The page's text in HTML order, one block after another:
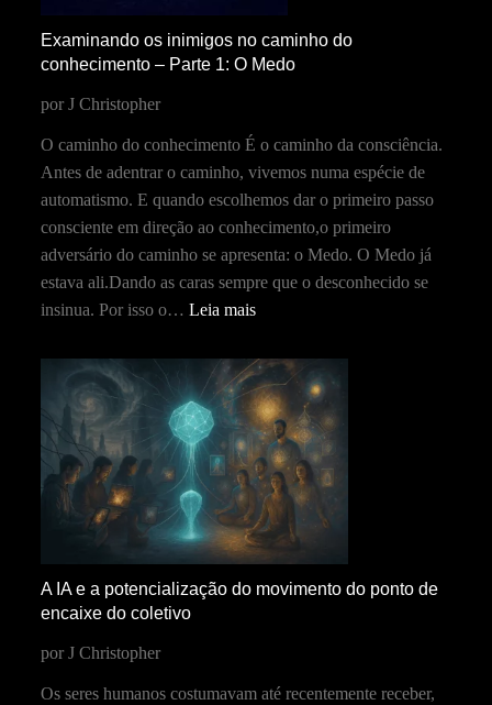
Examinando os inimigos no caminho do
conhecimento – Parte 1: O Medo
por J Christopher
O caminho do conhecimento É o caminho da consciência.
Antes de adentrar o caminho, vivemos numa espécie de
automatismo. E quando escolhemos dar o primeiro passo
consciente em direção ao conhecimento,o primeiro
adversário do caminho se apresenta: o Medo. O Medo já
estava ali.Dando as caras sempre que o desconhecido se
insinua. Por isso o… Leia mais
A IA e a potencialização do movimento do ponto de
encaixe do coletivo
por J Christopher
Os seres humanos costumavam até recentemente receber,